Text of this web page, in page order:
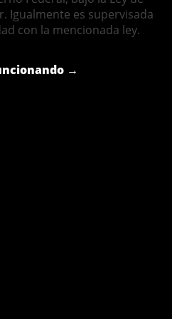
Igualmente es supervisada
con la mencionada ley.
→